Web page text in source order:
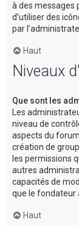
à des messages
d’utiliser des
par
Haut
Niveaux
Que sont les
Les
niveau de
aspects du
création de
les permissions
autres
capacités de
que le fondateur
Haut